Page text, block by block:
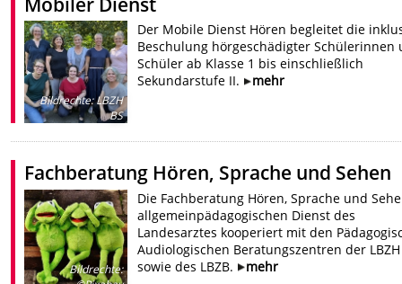
Bildrechte:LBZH
BS
Der Mobile Dienst Hören begleitet die
Beschulung hörgeschädigter Schülerinnen
Schüler ab Klasse 1 bis einschließlich
Sekundarstufe II.
mehr
Fachberatung Hören, Sprache und Sehen
Bildrechte:
Die Fachberatung Hören, Sprache und
allgemeinpädagogischen Dienst des
Landesarztes kooperiert mit den
Audiologischen Beratungszentren der LBZH
sowie des LBZB.
mehr